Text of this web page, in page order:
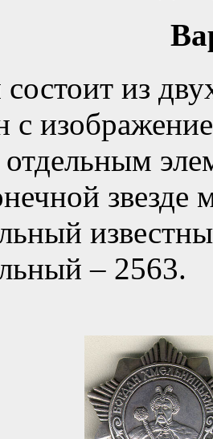
из
с
отдельным
звезде
– 2563.